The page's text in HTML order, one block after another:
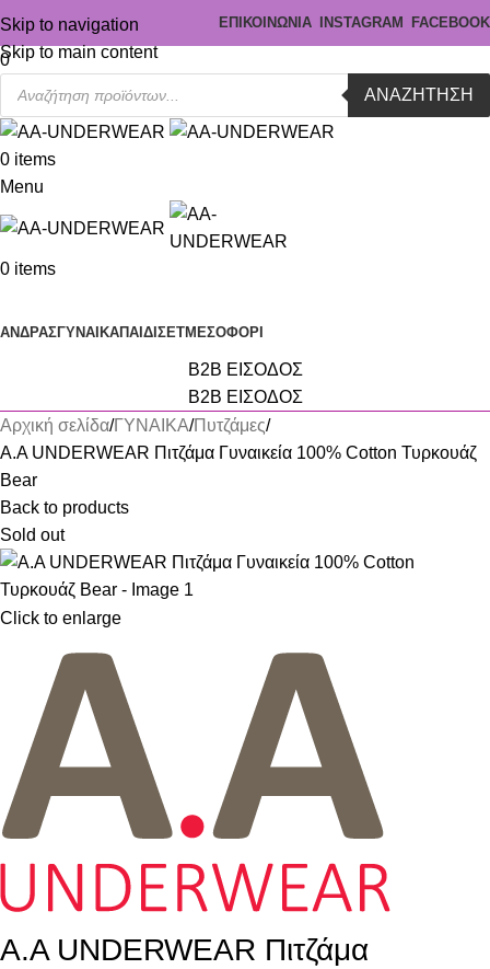
Skip to navigation
Skip to main content
ΕΠΙΚΟΙΝΩΝΙΑ INSTAGRAM FACEBOOK
0
ΑΝΑΖΉΤΗΣΗ
0 items
Menu
0 items
ΑΝΔΡΑΣΓΥΝΑΙΚΑΠΑΙΔΙ ΣΕΤΜΕΣΟΦΟΡΙ
B2B ΕΙΣΟΔΟΣ
B2B ΕΙΣΟΔΟΣ
Αρχική σελίδα ΓΥΝΑΙΚΑ Πυτζάμες
A.A UNDERWEAR Πιτζάμα Γυναικεία 100% Cotton Τυρκουάζ
Bear
Back to products
Sold out
Click to enlarge
A.A UNDERWEAR Πιτζάμα